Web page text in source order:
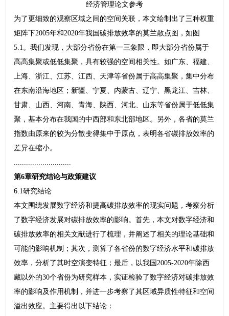
经济管理论文参考
为了更细致的观察区域之间的空间关联，本文绘制出了三种权重
矩阵下2005年和2020年我国碳排放效率的莫兰散点图，如图
5.1。我们发现，大部分省份在第一三象限，即大部分省份属于
高高集聚或低低集聚，具有较强的空间相关性。如广东、福建、
上海、浙江、江苏、江西、天津等省份属于高高集聚，集中分布
在东南沿海地区；新疆、宁夏、内蒙古、辽宁、黑龙江、吉林、
甘肃、山西、河南、青海、陕西、河北、山东等省份属于低低集
聚，基本分布在我国的中西部和东北部地区。另外，各省的莫兰
指数由原来的较为分散变得集中于原点，表明各省碳排放效率的
差异在缩小。
............................
第6章研究结论与政策建议
6.1研究结论
本文围绕发展数字经济和提高碳排放效率的现实问题，考察分析
了数字经济发展对碳排放效率的影响。首先，本文对数字经济和
碳排放效率的相关文献进行了梳理，并阐述了相关的理论基础和
可能的影响机制；其次，测算了各省份的数字经济水平和碳排放
效率，分析了其时空演变特征；最后，以我国2005-2020年除西
藏以外的30个省份为研究样本，实证检验了数字经济对碳排放效
率的影响及作用机制，并进一步考察了其区域异质性特征和空间
溢出效应。主要得出以下结论：